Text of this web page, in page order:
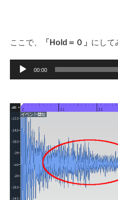
ここで、 「Hold＝０」 にして
声
レ
ー
ー
00:00